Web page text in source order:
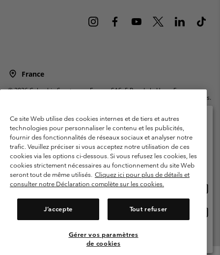
France
©2026Columbia Sportswear Europe SAS. 5 Rue de la Haye, Espace
Européen de l'entreprise 67300 Schiltigheim, France. Tous droits réservés.
Garanties Légales
Politique de confidentialité
Conditions d'utilisation - Membres
Conditions D'utilisation - Contenu généré par l'utilisateur
Impressum
Cookies
Public CBCR
Ce site Web utilise des cookies internes et de tiers et autres
technologies pour personnaliser le contenu et les publicités,
fournir des fonctionnalités de réseaux sociaux et analyser notre
trafic. Veuillez préciser si vous acceptez notre utilisation de ces
cookies via les options ci-dessous. Si vous refusez les cookies, les
cookies strictement nécessaires au fonctionnement du site Web
seront tout de même utilisés. Cliquez ici pour plus de détails et
consulter notre Déclaration complète sur les cookies.
J’accepte Tout refuser
Gérer vos paramètres
de cookies
Veuillez sélectionner votre pays d’expédition et
votre langue
Achats en ligne disponibles
United States
ligne
France
Voir Tous Les Pays